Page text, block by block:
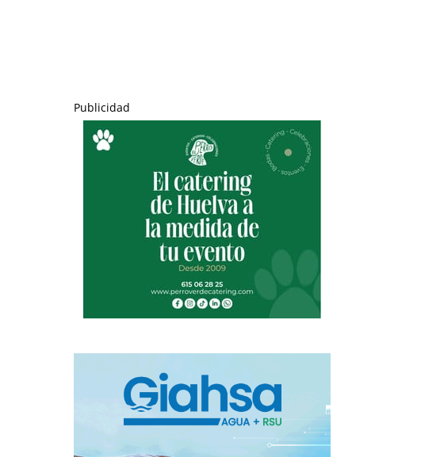
Publicidad